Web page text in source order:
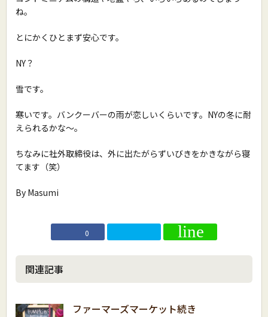
ね。
とにかくひとまず安心です。
NY？
雪です。
寒いです。バンクーバーの雨が恋しいくらいです。NYの冬に耐
えられるかな〜。
ちなみに社外取締役は、外に出たがらずいびきをかきながら寝
てます（笑）
By Masumi
0
関連記事
ファーマーズマーケット続き